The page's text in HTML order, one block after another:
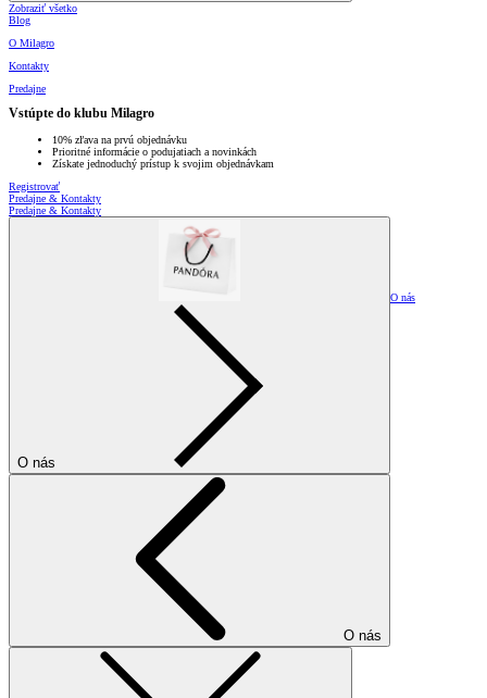
Zobraziť všetko
Blog
O Milagro
Kontakty
Predajne
Vstúpte do klubu Milagro
10% zľava na prvú objednávku
Prioritné informácie o podujatiach a novinkách
Získate jednoduchý prístup k svojim objednávkam
Registrovať
Predajne & Kontakty
Predajne & Kontakty
O nás
O nás
O nás